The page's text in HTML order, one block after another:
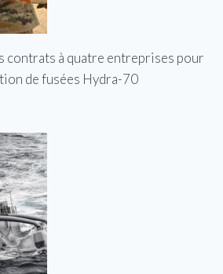
contrats à quatre entreprises pour
de fusées Hydra-70